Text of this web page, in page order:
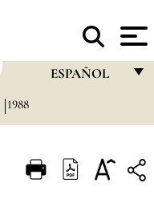
ESPAÑOL
ITALIANO
1988